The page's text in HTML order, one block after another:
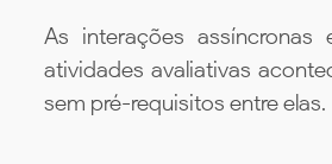
As interações
atividades avaliativas
sem pré-requisitos entre elas.